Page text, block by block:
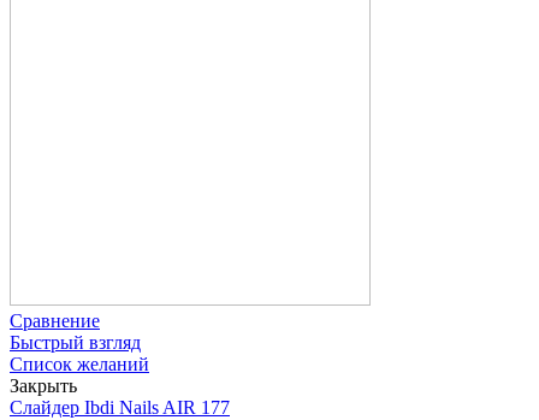
Сравнение
Быстрый взгляд
Список желаний
Закрыть
Слайдер Ibdi Nails AIR 177